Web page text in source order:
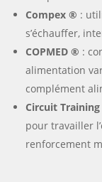
Compex ® :
s’échauffer,
COPMED ® :
alimentation
complément
Circuit Training
pour travailler
renforcement